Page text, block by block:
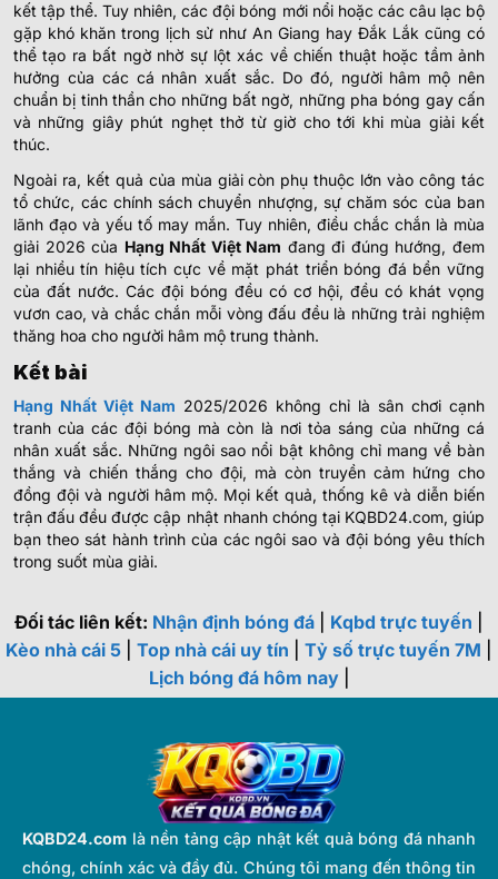
kết tập thể. Tuy nhiên, các đội bóng mới nổi hoặc các câu lạc bộ
gặp khó khăn trong lịch sử như An Giang hay Đắk Lắk cũng có
thể tạo ra bất ngờ nhờ sự lột xác về chiến thuật hoặc tầm ảnh
hưởng của các cá nhân xuất sắc. Do đó, người hâm mộ nên
chuẩn bị tinh thần cho những bất ngờ, những pha bóng gay cấn
và những giây phút nghẹt thở từ giờ cho tới khi mùa giải kết
thúc.
Ngoài ra, kết quả của mùa giải còn phụ thuộc lớn vào công tác
tổ chức, các chính sách chuyển nhượng, sự chăm sóc của ban
lãnh đạo và yếu tố may mắn. Tuy nhiên, điều chắc chắn là mùa
giải 2026 của Hạng Nhất Việt Nam đang đi đúng hướng, đem
lại nhiều tín hiệu tích cực về mặt phát triển bóng đá bền vững
của đất nước. Các đội bóng đều có cơ hội, đều có khát vọng
vươn cao, và chắc chắn mỗi vòng đấu đều là những trải nghiệm
thăng hoa cho người hâm mộ trung thành.
Kết bài
Hạng Nhất Việt Nam 2025/2026 không chỉ là sân chơi cạnh
tranh của các đội bóng mà còn là nơi tỏa sáng của những cá
nhân xuất sắc. Những ngôi sao nổi bật không chỉ mang về bàn
thắng và chiến thắng cho đội, mà còn truyền cảm hứng cho
đồng đội và người hâm mộ. Mọi kết quả, thống kê và diễn biến
trận đấu đều được cập nhật nhanh chóng tại KQBD24.com, giúp
bạn theo sát hành trình của các ngôi sao và đội bóng yêu thích
trong suốt mùa giải.
Đối tác liên kết: Nhận định bóng đá Kqbd trực tuyến
Kèo nhà cái 5
Top nhà cái uy tín Tỷ số trực tuyến 7M
Lịch bóng đá hôm nay|
KQBD24.com là nền tảng cập nhật kết quả bóng đá nhanh
chóng, chính xác và đầy đủ. Chúng tôi mang đến thông tin